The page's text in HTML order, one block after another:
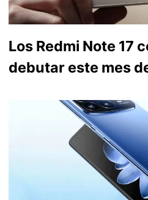
Los Redmi Note 17
debutar este mes